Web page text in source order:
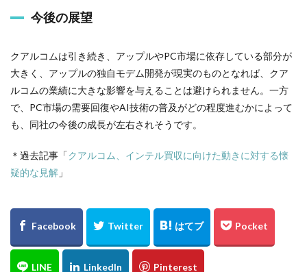
今後の展望
クアルコムは引き続き、アップルやPC市場に依存している部分が
大きく、アップルの独自モデム開発が現実のものとなれば、クア
ルコムの業績に大きな影響を与えることは避けられません。一方
で、PC市場の需要回復やAI技術の普及がどの程度進むかによって
も、同社の今後の成長が左右されそうです。
＊過去記事「クアルコム、インテル買収に向けた動きに対する懐
疑的な見解 」